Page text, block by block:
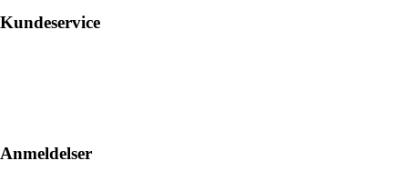
Kundeservice
Anmeldelser